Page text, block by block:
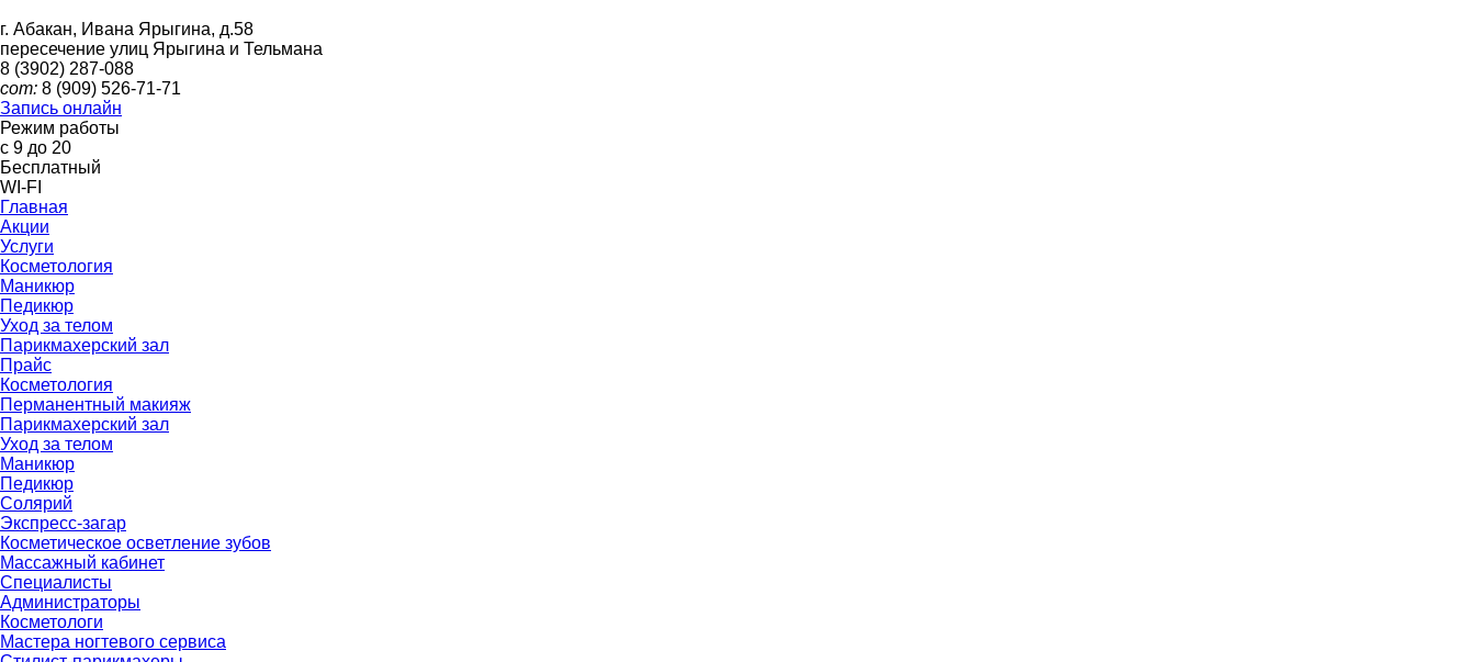
г. Абакан, Ивана Ярыгина, д.58
пересечение улиц Ярыгина и Тельмана
8 (3902) 287-088
сот: 8 (909) 526-71-71
Запись онлайн
Режим работы
с 9 до 20
Бесплатный
WI-FI
Главная
Акции
Услуги
Косметология
Маникюр
Педикюр
Уход за телом
Парикмахерский зал
Прайс
Косметология
Перманентный макияж
Парикмахерский зал
Уход за телом
Маникюр
Педикюр
Солярий
Экспресс-загар
Косметическое осветление зубов
Массажный кабинет
Специалисты
Администраторы
Косметологи
Мастера ногтевого сервиса